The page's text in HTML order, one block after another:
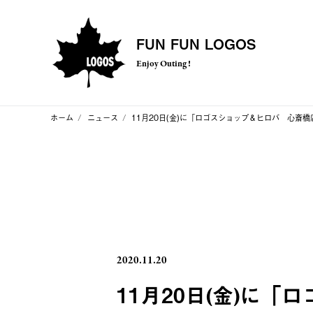
FUN FUN LOGOS
Enjoy Outing !
ホーム ニュース 11月20日(金)に「ロゴスショップ＆ヒロバ 心斎橋
2020.11.20
11月20日(金)に「